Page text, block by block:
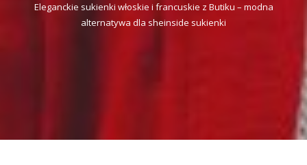
Eleganckie sukienki włoskie i francuskie z Butiku – modna
alternatywa dla sheinside sukienki